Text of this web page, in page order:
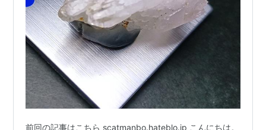
前回の記事はこちら scatmanbo.hateblo.jp こんにちは。